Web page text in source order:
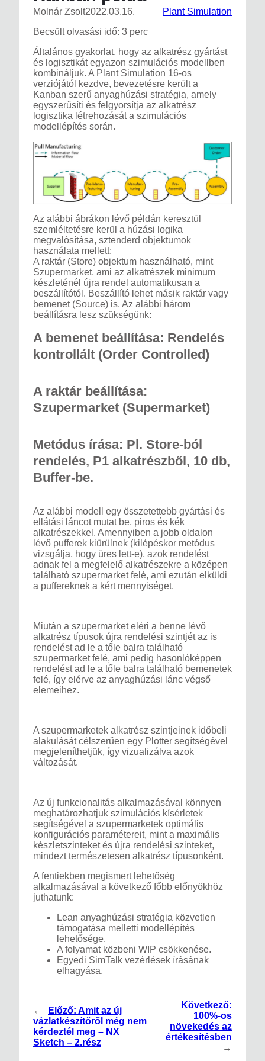
Molnár Zsolt2022.03.16.
Plant Simulation
Becsült olvasási idő: 3 perc
Általános gyakorlat, hogy az alkatrész gyártást
és logisztikát egyazon szimulációs modellben
kombináljuk. A Plant Simulation 16-os
verziójától kezdve, bevezetésre került a
Kanban szerű anyaghúzási stratégia, amely
egyszerűsíti és felgyorsítja az alkatrész
logisztika létrehozását a szimulációs
modellépítés során.
Az alábbi ábrákon lévő példán keresztül
szemléltetésre kerül a húzási logika
megvalósítása, sztenderd objektumok
használata mellett:
A raktár (Store) objektum használható, mint
Szupermarket, ami az alkatrészek minimum
készleténél újra rendel automatikusan a
beszállítótól. Beszállító lehet másik raktár vagy
bemenet (Source) is. Az alábbi három
beállításra lesz szükségünk:
A bemenet beállítása: Rendelés
kontrollált (Order Controlled)
A raktár beállítása:
Szupermarket (Supermarket)
Metódus írása: Pl. Store-ból
rendelés, P1 alkatrészből, 10 db,
Buffer-be.
Az alábbi modell egy összetettebb gyártási és
ellátási láncot mutat be, piros és kék
alkatrészekkel. Amennyiben a jobb oldalon
lévő pufferek kiürülnek (kilépéskor metódus
vizsgálja, hogy üres lett-e), azok rendelést
adnak fel a megfelelő alkatrészekre a középen
található szupermarket felé, ami ezután elküldi
a puffereknek a kért mennyiséget.
Miután a szupermarket eléri a benne lévő
alkatrész típusok újra rendelési szintjét az is
rendelést ad le a tőle balra található
szupermarket felé, ami pedig hasonlóképpen
rendelést ad le a tőle balra található bemenetek
felé, így elérve az anyaghúzási lánc végső
elemeihez.
A szupermarketek alkatrész szintjeinek időbeli
alakulását célszerűen egy Plotter segítségével
megjeleníthetjük, így vizualizálva azok
változását.
Az új funkcionalitás alkalmazásával könnyen
meghatározhatjuk szimulációs kísérletek
segítségével a szupermarketek optimális
konfigurációs paramétereit, mint a maximális
készletszinteket és újra rendelési szinteket,
mindezt természetesen alkatrész típusonként.
A fentiekben megismert lehetőség
alkalmazásával a következő főbb előnyökhöz
juthatunk:
Lean anyaghúzási stratégia közvetlen
támogatása melletti modellépítés
lehetősége.
A folyamat közbeni WIP csökkenése.
Egyedi SimTalk vezérlések írásának
elhagyása.
← Előző: Amit az új
vázlatkészítőről még nem
kérdeztél meg – NX
Sketch – 2.rész
Következő:
100%-os
növekedés az
értékesítésben
→